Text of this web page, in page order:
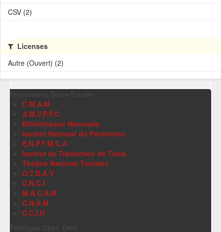
CSV (2)
Licenses
Autre (Ouvert) (2)
C.M.A.M
A.M.V.P.P.C
Bibliothèque Nationale
Institut National du Patrimoine
E.N.P.F.M.C.A
Institut de Traduction de Tunis
Théâtre National Tunisien
O.T.D.A.V
C.N.C.I
M.A.C.A.M
C.N.A.M
C.C.I.H